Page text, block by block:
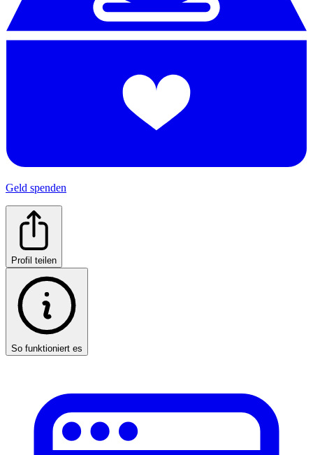
Geld spenden
Profil teilen
So funktioniert es